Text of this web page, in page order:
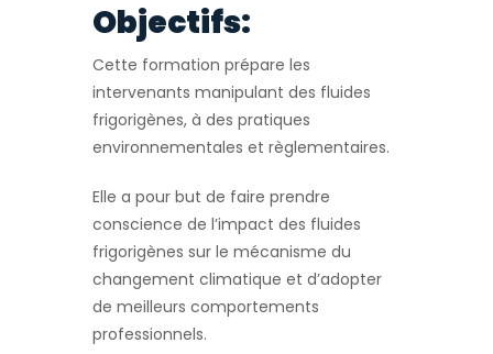
Objectifs:
Cette formation prépare les
intervenants manipulant des fluides
frigorigènes, à des pratiques
environnementales et règlementaires.
Elle a pour but de faire prendre
conscience de l’impact des fluides
frigorigènes sur le mécanisme du
changement climatique et d’adopter
de meilleurs comportements
professionnels.